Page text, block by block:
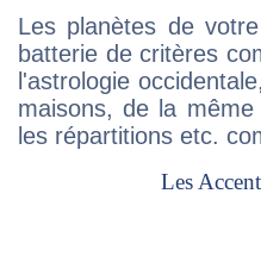
Les planètes de
batterie de critères
l'astrologie
maisons, de la
les répartitions etc.